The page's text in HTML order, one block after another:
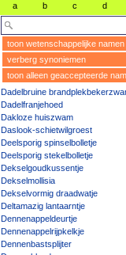
a b c d
toon wetenschappelijke namen
verberg synoniemen
toon alleen geaccepteerde
Dadelbruine
Dadelfranjehoed
Dakloze huiszwam
Daslook-schietwilgroest
Deelsporig spinselbolletje
Deelsporig stekelbolletje
Dekselgoudkussentje
Dekselmollisia
Dekselvormig draadwatje
Deltamazig lantaarntje
Dennenappeldeurtje
Dennenappelrijpkelkje
Dennenbastsplijter